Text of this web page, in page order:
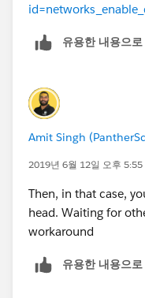
유용한 내용으로
Amit Singh
2019년 6월 12일 오후 5:55
Then, in that case,
head. Waiting for
workaround
유용한 내용으로